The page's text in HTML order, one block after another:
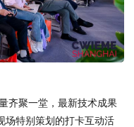
齐聚一堂，最新技术成果
场特别策划的打卡互动活